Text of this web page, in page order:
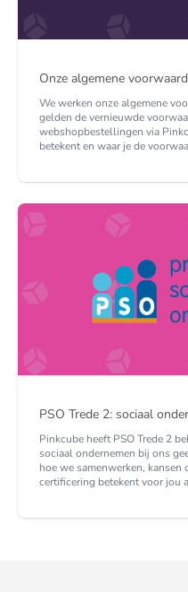
Onze algemene
We werken onze algemene
gelden de vernieuwde
webshopbestellingen via
betekent en waar je de
PSO Trede 2: sociaal
Pinkcube heeft PSO Trede 2
sociaal ondernemen bij ons
hoe we samenwerken, kansen
certificering betekent voor jou